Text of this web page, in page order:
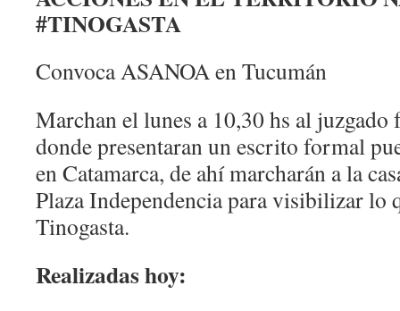
#TINOGASTA
Convoca ASANOA en Tucumán
Marchan el lunes a 10,30 hs al juzgado
donde presentaran un escrito formal
en Catamarca, de ahí marcharán a la
Plaza Independencia para visibilizar lo
Tinogasta.
Realizadas hoy: